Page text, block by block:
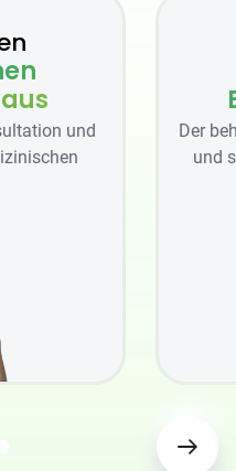
und
Der
und